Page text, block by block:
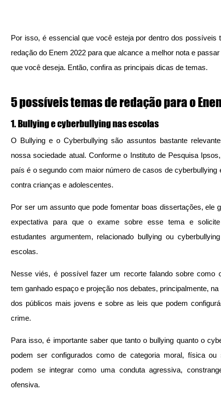
Por isso, é essencial que você esteja por dentro dos possíveis
redação do Enem 2022 para que alcance a melhor nota e
que você deseja. Então, confira as principais dicas de temas.
5 possíveis temas de redação para o
1. Bullying e cyberbullying nas escolas
O Bullying e o Cyberbullying são assuntos bastante
nossa sociedade atual. Conforme o Instituto de Pesquisa
país é o segundo com maior número de casos de cyberbullying
contra crianças e adolescentes.
Por ser um assunto que pode fomentar boas dissertações, ele
expectativa para que o exame sobre esse tema e
estudantes argumentem, relacionado bullying ou
escolas.
Nesse viés, é possível fazer um recorte falando sobre como
tem ganhado espaço e projeção nos debates, principalmente, na
dos públicos mais jovens e sobre as leis que podem
crime.
Para isso, é importante saber que tanto o bullying quanto o
podem ser configurados como de categoria moral, física ou
podem se integrar como uma conduta agressiva,
ofensiva.